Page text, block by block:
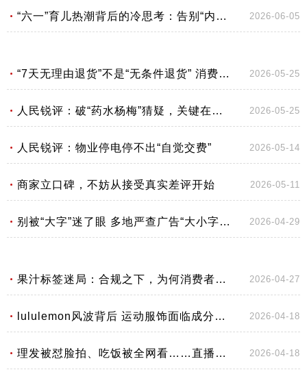
“六一”育儿热潮背后的冷思考：告别“内卷”回归初心 2026-06-05
“7天无理由退货”不是“无条件退货” 消费维权与经营权益需双向守护 2026-05-25
人民锐评：破“药水杨梅”猜疑，关键在完善自净机制 2026-05-25
人民锐评：物业停电停不出“自觉交费” 2026-05-14
商家立口碑，不妨从接受真实差评开始 2026-05-11
别被“大字”迷了眼 多地严查广告“大小字陷阱” 2026-04-29
果汁标签迷局：合规之下，为何消费者频频质疑？ 2026-04-27
lululemon风波背后 运动服饰面临成分大考 2026-04-18
理发被怼脸拍、吃饭被全网看……直播镜头为何屡屡突破隐私边界？ 2026-04-18